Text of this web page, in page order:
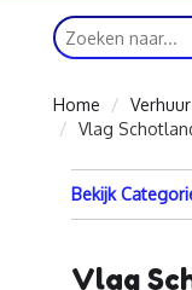
Home
Verhuur
Vlag
Bekijk
Vlag